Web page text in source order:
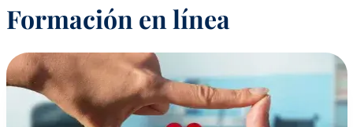
Formación en línea